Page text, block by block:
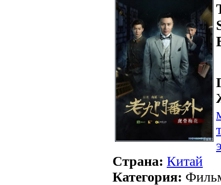
Страна: Китай
Категория: